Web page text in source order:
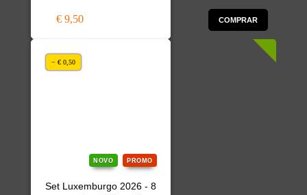
€ 9,50 COMPRAR
NOVO PROMO
Set Luxemburgo 2026 - 8
− € 0,50